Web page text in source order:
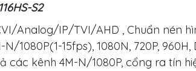
S2
Analog/IP/TVI/AHD , Chuẩn nén
1080P(1-15fps), 1080N, 720P, 960H,
các kênh 4M-N/1080P, cổng ra tín